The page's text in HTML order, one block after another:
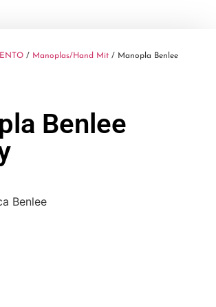
/ Manoplas/Hand Mit / Manopla Benlee
Benlee
Benlee